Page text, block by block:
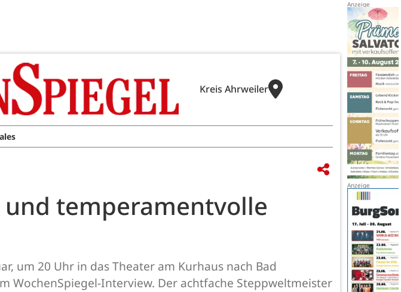
Kreis Ahrweiler
und temperamentvolle
um 20 Uhr in das Theater am Kurhaus nach Bad
WochenSpiegel-Interview. Der achtfache Steppweltmeister